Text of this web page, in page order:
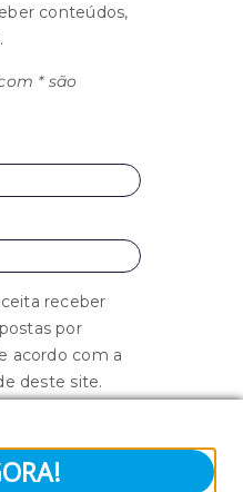
conteúdos,
* são
receber
por
acordo com a
deste site.